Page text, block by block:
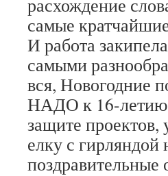
расхождение
самые
И работа
самыми
вся, Новогодние
НАДО к 16-летию.
защите
елку с
поздравительные